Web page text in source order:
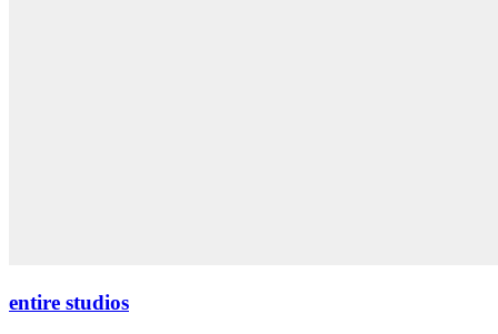
entire studios